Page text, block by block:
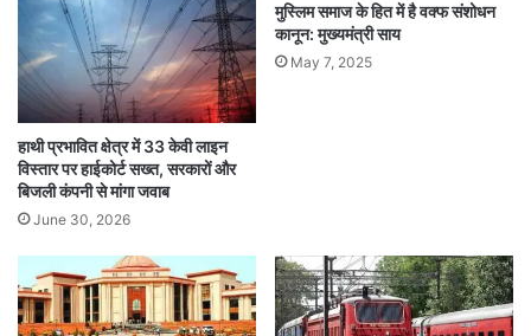
हाथी प्रभावित क्षेत्र में 33 केवी लाइन
विस्तार पर हाईकोर्ट सख्त, सरकारों और
बिजली कंपनी से मांगा जवाब
June 30, 2026
मुस्लिम समाज के हित में है वक्फ संशोधन
कानून: मुख्यमंत्री साय
May 7, 2025